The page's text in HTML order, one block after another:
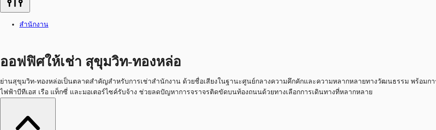
สำนักงาน
ออฟฟิศให้เช่า สุขุมวิท-ทองหล่อ
ย่านสุขุมวิท-ทองหล่อเป็นตลาดสำคัญสำหรับการเช่าสำนักงาน ด้วยชื่อเสียงในฐานะศูนย์กลางความคึกคักและความหลากหลายทางวัฒนธรรม พร้อมกา
ไฟฟ้าบีทีเอส เรือ แท็กซี่ และมอเตอร์ไซค์รับจ้าง ช่วยลดปัญหาการจราจรติดขัดบนท้องถนนด้วยทางเลือกการเดินทางที่หลากหลาย